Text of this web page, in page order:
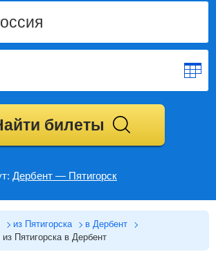
билеты
Дербент — Пятигорск
из Пятигорска
в Дербент
Пятигорска в Дербент